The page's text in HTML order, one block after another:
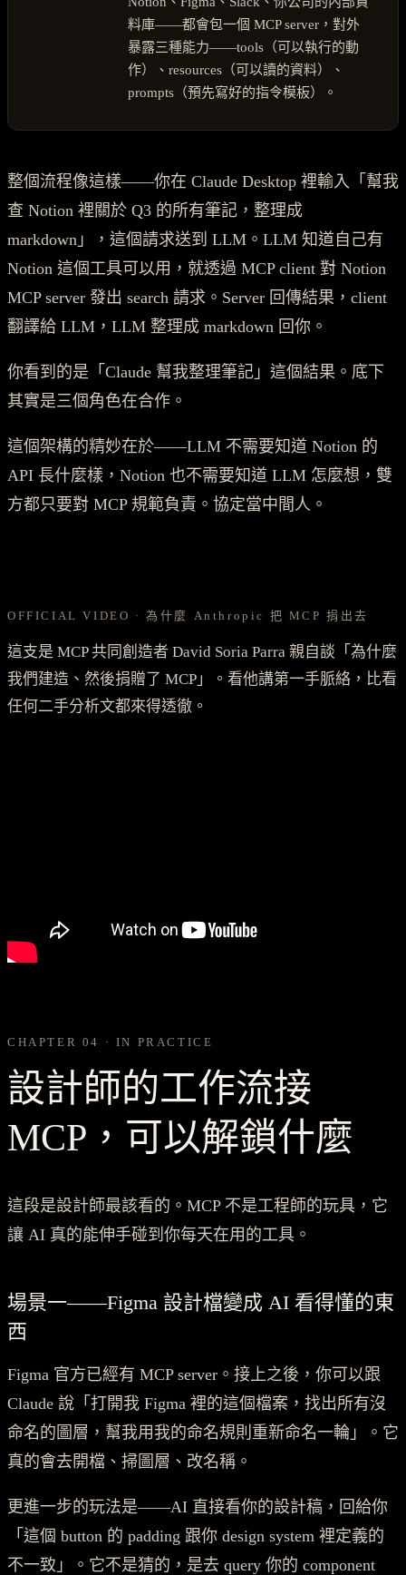
料庫——都會包一個 MCP server，對外
暴露三種能力——tools（可以執行的動
作）、resources（可以讀的資料）、
prompts（預先寫好的指令模板）。
整個流程像這樣——你在 Claude Desktop 裡輸入「幫我
查 Notion 裡關於 Q3 的所有筆記，整理成
markdown」，這個請求送到 LLM。LLM 知道自己有
Notion 這個工具可以用，就透過 MCP client 對 Notion
MCP server 發出 search 請求。Server 回傳結果，client
翻譯給 LLM，LLM 整理成 markdown 回你。
你看到的是「Claude 幫我整理筆記」這個結果。底下
其實是三個角色在合作。
這個架構的精妙在於——LLM 不需要知道 Notion 的
API 長什麼樣，Notion 也不需要知道 LLM 怎麼想，雙
方都只要對 MCP 規範負責。協定當中間人。
OFFICIAL VIDEO · 為什麼 Anthropic 把 MCP 捐出去
這支是 MCP 共同創造者 David Soria Parra 親自談「為什麼
我們建造、然後捐贈了 MCP」。看他講第一手脈絡，比看
任何二手分析文都來得透徹。
CHAPTER 04 · IN PRACTICE
設計師的工作流接
MCP，可以解鎖什麼
這段是設計師最該看的。MCP 不是工程師的玩具，它
讓 AI 真的能伸手碰到你每天在用的工具。
場景一——Figma 設計檔變成 AI 看得懂的東
西
Figma 官方已經有 MCP server。接上之後，你可以跟
Claude 說「打開我 Figma 裡的這個檔案，找出所有沒
命名的圖層，幫我用我的命名規則重新命名一輪」。它
真的會去開檔、掃圖層、改名稱。
更進一步的玩法是——AI 直接看你的設計稿，回給你
「這個 button 的 padding 跟你 design system 裡定義的
不一致」。它不是猜的，是去 query 你的 component